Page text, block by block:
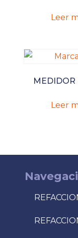
Leer
MEDIDOR
Leer